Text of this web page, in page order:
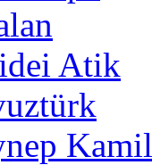
Atik
Kamil